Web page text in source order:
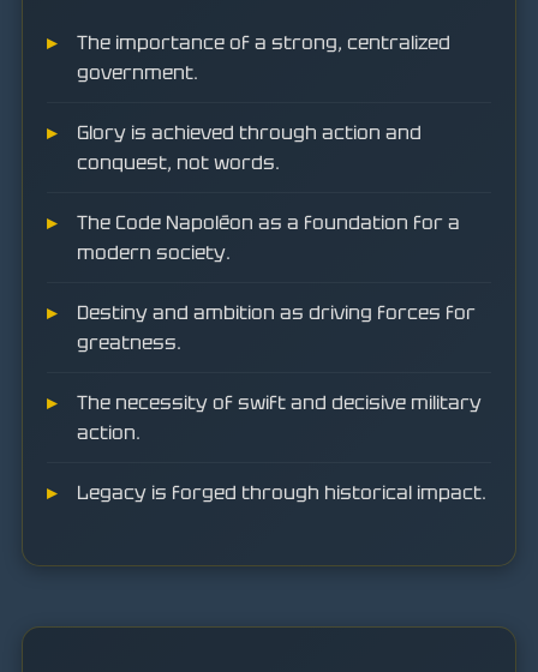
The importance of a strong, centralized
government.
Glory is achieved through action and
conquest, not words.
The Code Napoléon as a foundation for a
modern society.
Destiny and ambition as driving forces for
greatness.
The necessity of swift and decisive military
action.
Legacy is forged through historical impact.